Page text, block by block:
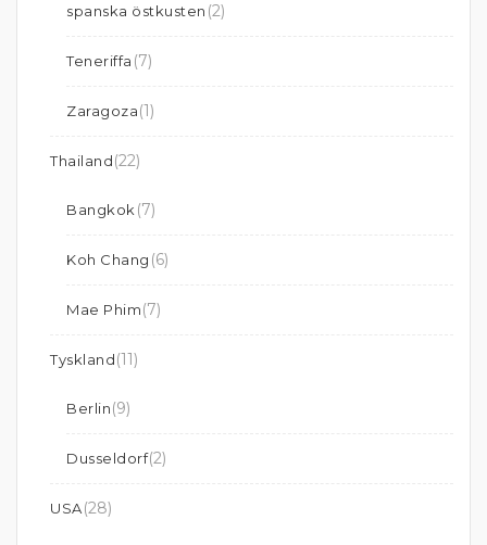
spanska östkusten (2)
Teneriffa (7)
Zaragoza(1)
Thailand(22)
Bangkok (7)
Koh Chang (6)
Mae Phim(7)
Tyskland(11)
Berlin(9)
Dusseldorf(2)
USA(28)